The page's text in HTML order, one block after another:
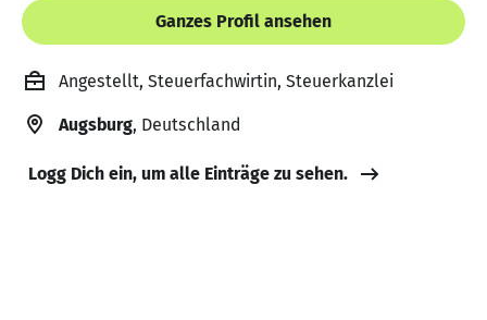
Ganzes Profil ansehen
Angestellt, Steuerfachwirtin, Steuerkanzlei
Augsburg, Deutschland
Logg Dich ein, um alle Einträge zu sehen.